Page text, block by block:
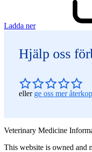
Ladda ner
Hjälp oss
eller ge oss mer
Veterinary Medicine
This website is owned and